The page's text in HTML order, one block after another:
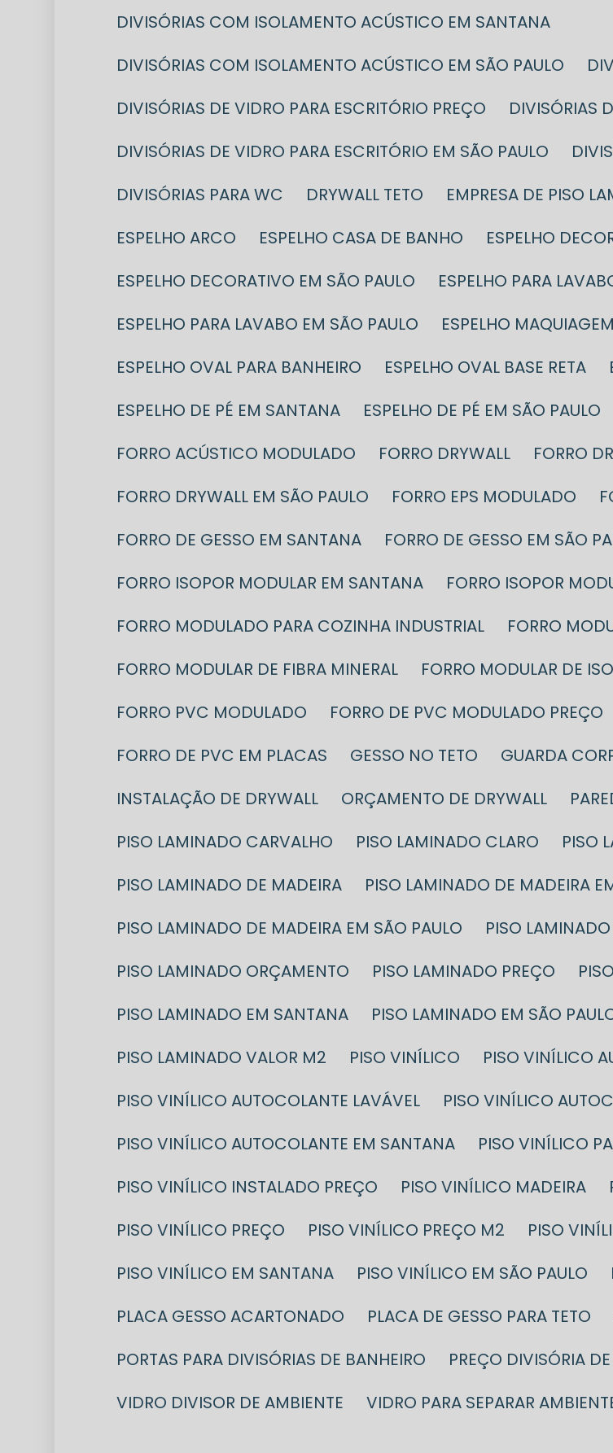
DIVISÓRIAS COM ISOLAMENTO ACÚSTICO EM SANTANA
DIVISÓRIAS COM ISOLAMENTO ACÚSTICO EM SÃO PAULO
DIVISÓRIAS DE VIDRO PARA ESCRITÓRIO PREÇO
DIVISÓRIAS DE VIDRO PARA ESCRITÓRIO EM SÃO PAULO
DIVISÓRIAS PARA WC
DRYWALL TETO EMPRESA DE PISO
ESPELHO ARCO
ESPELHO CASA DE BANHO ESPELHO
ESPELHO DECORATIVO EM SÃO PAULO
ESPELHO PARA
ESPELHO PARA LAVABO EM SÃO PAULO
ESPELHO MAQUIAGEM
ESPELHO OVAL PARA BANHEIRO
ESPELHO OVAL BASE RETA
ESPELHO DE PÉ EM SANTANA
ESPELHO DE PÉ EM SÃO PAULO
FORRO ACÚSTICO MODULADO
FORRO DRYWALL
FORRO
FORRO DRYWALL EM SÃO PAULO
FORRO EPS MODULADO
FORRO DE GESSO EM SANTANA
FORRO DE GESSO EM SÃO
FORRO ISOPOR MODULAR EM SANTANA
FORRO ISOPOR
FORRO MODULADO PARA COZINHA INDUSTRIAL
FORRO
FORRO MODULAR DE FIBRA MINERAL
FORRO MODULAR DE
FORRO PVC MODULADO
FORRO DE PVC MODULADO PREÇO
FORRO DE PVC EM PLACAS
GESSO NO TETO
GUARDA
INSTALAÇÃO DE DRYWALL
ORÇAMENTO DE DRYWALL
PISO LAMINADO CARVALHO
PISO LAMINADO CLARO
PISO LAMINADO DE MADEIRA
PISO LAMINADO DE MADEIRA
PISO LAMINADO DE MADEIRA EM SÃO PAULO
PISO
PISO LAMINADO ORÇAMENTO
PISO LAMINADO PREÇO
PISO LAMINADO EM SANTANA
PISO LAMINADO EM SÃO
PISO LAMINADO VALOR M2
PISO VINÍLICO
PISO VINÍLICO
PISO VINÍLICO AUTOCOLANTE LAVÁVEL
PISO VINÍLICO
PISO VINÍLICO AUTOCOLANTE EM SANTANA
PISO VINÍLICO
PISO VINÍLICO INSTALADO PREÇO
PISO VINÍLICO MADEIRA
PISO VINÍLICO PREÇO
PISO VINÍLICO PREÇO M2
PISO
PISO VINÍLICO EM SANTANA
PISO VINÍLICO EM SÃO PAULO
PLACA GESSO ACARTONADO
PLACA DE GESSO PARA TETO
PORTAS PARA DIVISÓRIAS DE BANHEIRO
PREÇO DIVISÓRIA
VIDRO DIVISOR DE AMBIENTE
VIDRO PARA SEPARAR